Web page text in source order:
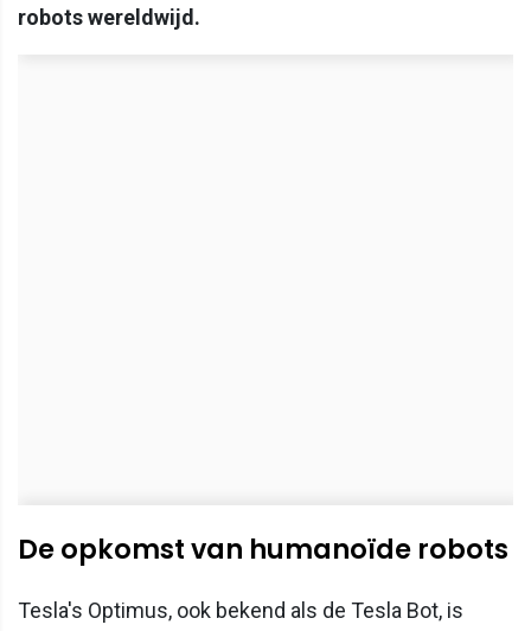
robots wereldwijd.
De opkomst van humanoïde robots
Tesla's Optimus, ook bekend als de Tesla Bot, is